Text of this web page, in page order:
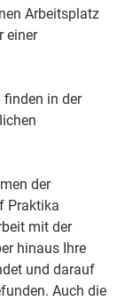
Arbeitsplatz
einer
finden in der
der
Praktika
mit der
hinaus Ihre
und darauf
Auch die